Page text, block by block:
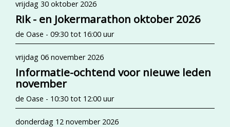
vrijdag 30 oktober 2026
Rik - en Jokermarathon oktober 2026
de Oase - 09:30 tot 16:00 uur
vrijdag 06 november 2026
Informatie-ochtend voor nieuwe leden
november
de Oase - 10:30 tot 12:00 uur
donderdag 12 november 2026